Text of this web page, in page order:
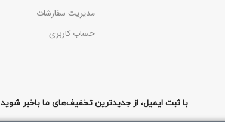
مدیریت سفارشات
حساب کاربری
با ثبت ایمیل، از جدیدترین تخفیف‌های ما باخبر شوید